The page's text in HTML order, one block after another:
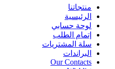
منتجاتنا
الرئيسية
لوحة حسابي
إتمام الطلب
سلة المشتريات
البراندات
Our Contacts